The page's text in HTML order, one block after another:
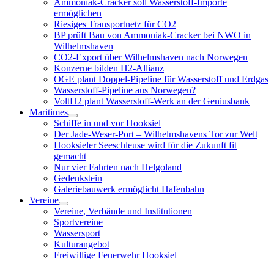
Ammoniak-Cracker soll Wasserstoff-Importe
ermöglichen
Riesiges Transportnetz für CO2
BP prüft Bau von Ammoniak-Cracker bei NWO in
Wilhelmshaven
CO2-Export über Wilhelmshaven nach Norwegen
Konzerne bilden H2-Allianz
OGE plant Doppel-Pipeline für Wasserstoff und Erdgas
Wasserstoff-Pipeline aus Norwegen?
VoltH2 plant Wasserstoff-Werk an der Geniusbank
Maritimes
Menü
öffnen
Schiffe in und vor Hooksiel
Der Jade-Weser-Port – Wilhelmshavens Tor zur Welt
Hooksieler Seeschleuse wird für die Zukunft fit
gemacht
Nur vier Fahrten nach Helgoland
Gedenkstein
Galeriebauwerk ermöglicht Hafenbahn
Vereine
Menü
öffnen
Vereine, Verbände und Institutionen
Sportvereine
Wassersport
Kulturangebot
Freiwillige Feuerwehr Hooksiel